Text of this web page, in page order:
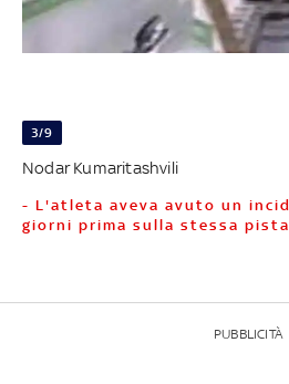
3/9
Nodar Kumaritashvili
- L'atleta aveva avuto un incidente simile due
giorni prima sulla stessa pista
PUBBLICITÀ